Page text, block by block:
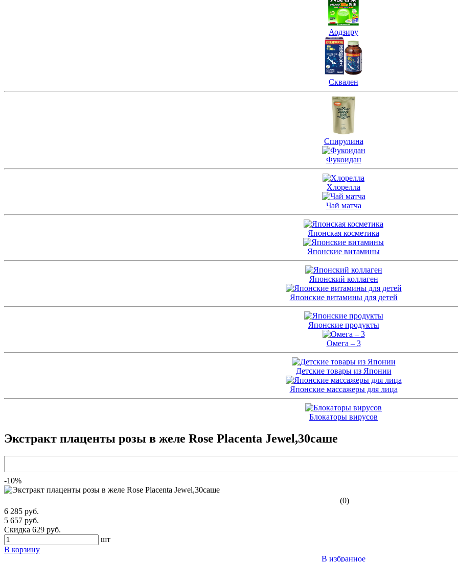
Аодзиру
Сквален
Спирулина
Фукоидан
Хлорелла
Чай матча
Японская косметика
Японские витамины
Японский коллаген
Японские витамины для детей
Японские продукты
Омега – 3
Детские товары из Японии
Японские массажеры для лица
Блокаторы вирусов
Экстракт плаценты розы в желе Rose Placenta Jewel,30саше
-10%
(0)
6 285 руб.
5 657 руб.
Скидка 629 руб.
шт
В корзину
В избранное